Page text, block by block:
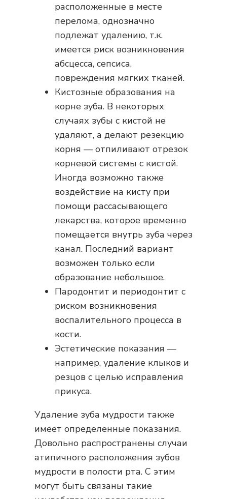
расположенные в месте
перелома, однозначно
подлежат удалению, т.к.
имеется риск возникновения
абсцесса, сепсиса,
повреждения мягких тканей.
Кистозные образования на
корне зуба. В некоторых
случаях зубы с кистой не
удаляют, а делают резекцию
корня — отпиливают отрезок
корневой системы с кистой.
Иногда возможно также
воздействие на кисту при
помощи рассасывающего
лекарства, которое временно
помещается внутрь зуба через
канал. Последний вариант
возможен только если
образование небольшое.
Пародонтит и периодонтит с
риском возникновения
воспалительного процесса в
кости.
Эстетические показания —
например, удаление клыков и
резцов с целью исправления
прикуса.
Удаление зуба мудрости также
имеет определенные показания.
Довольно распространены случаи
атипичного расположения зубов
мудрости в полости рта. С этим
могут быть связаны такие